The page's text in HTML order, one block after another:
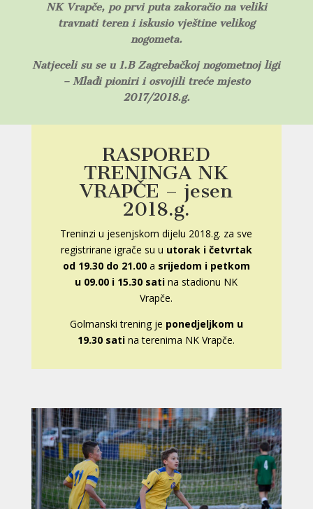
NK Vrapče, po prvi puta zakoračio na veliki
travnati teren i iskusio vještine velikog
nogometa.
Natjeceli su se u 1.B Zagrebačkoj nogometnoj ligi
– Mlađi pioniri i osvojili treće mjesto
2017/2018.g.
RASPORED
TRENINGA NK
VRAPČE – jesen
2018.g.
Treninzi u jesenjskom dijelu 2018.g. za sve
registrirane igrače su u utorak i četvrtak
od 19.30 do 21.00a srijedom i petkom
u 09.00 i 15.30 satina stadionu NK
Vrapče.
Golmanski trening je ponedjeljkom u
19.30 sati na terenima NK Vrapče.